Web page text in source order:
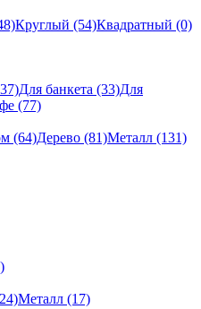
Круглый (54)Квадратный (0)
Для банкета (33)Для
(77)
(64)Дерево (81)Металл (131)
Металл (17)